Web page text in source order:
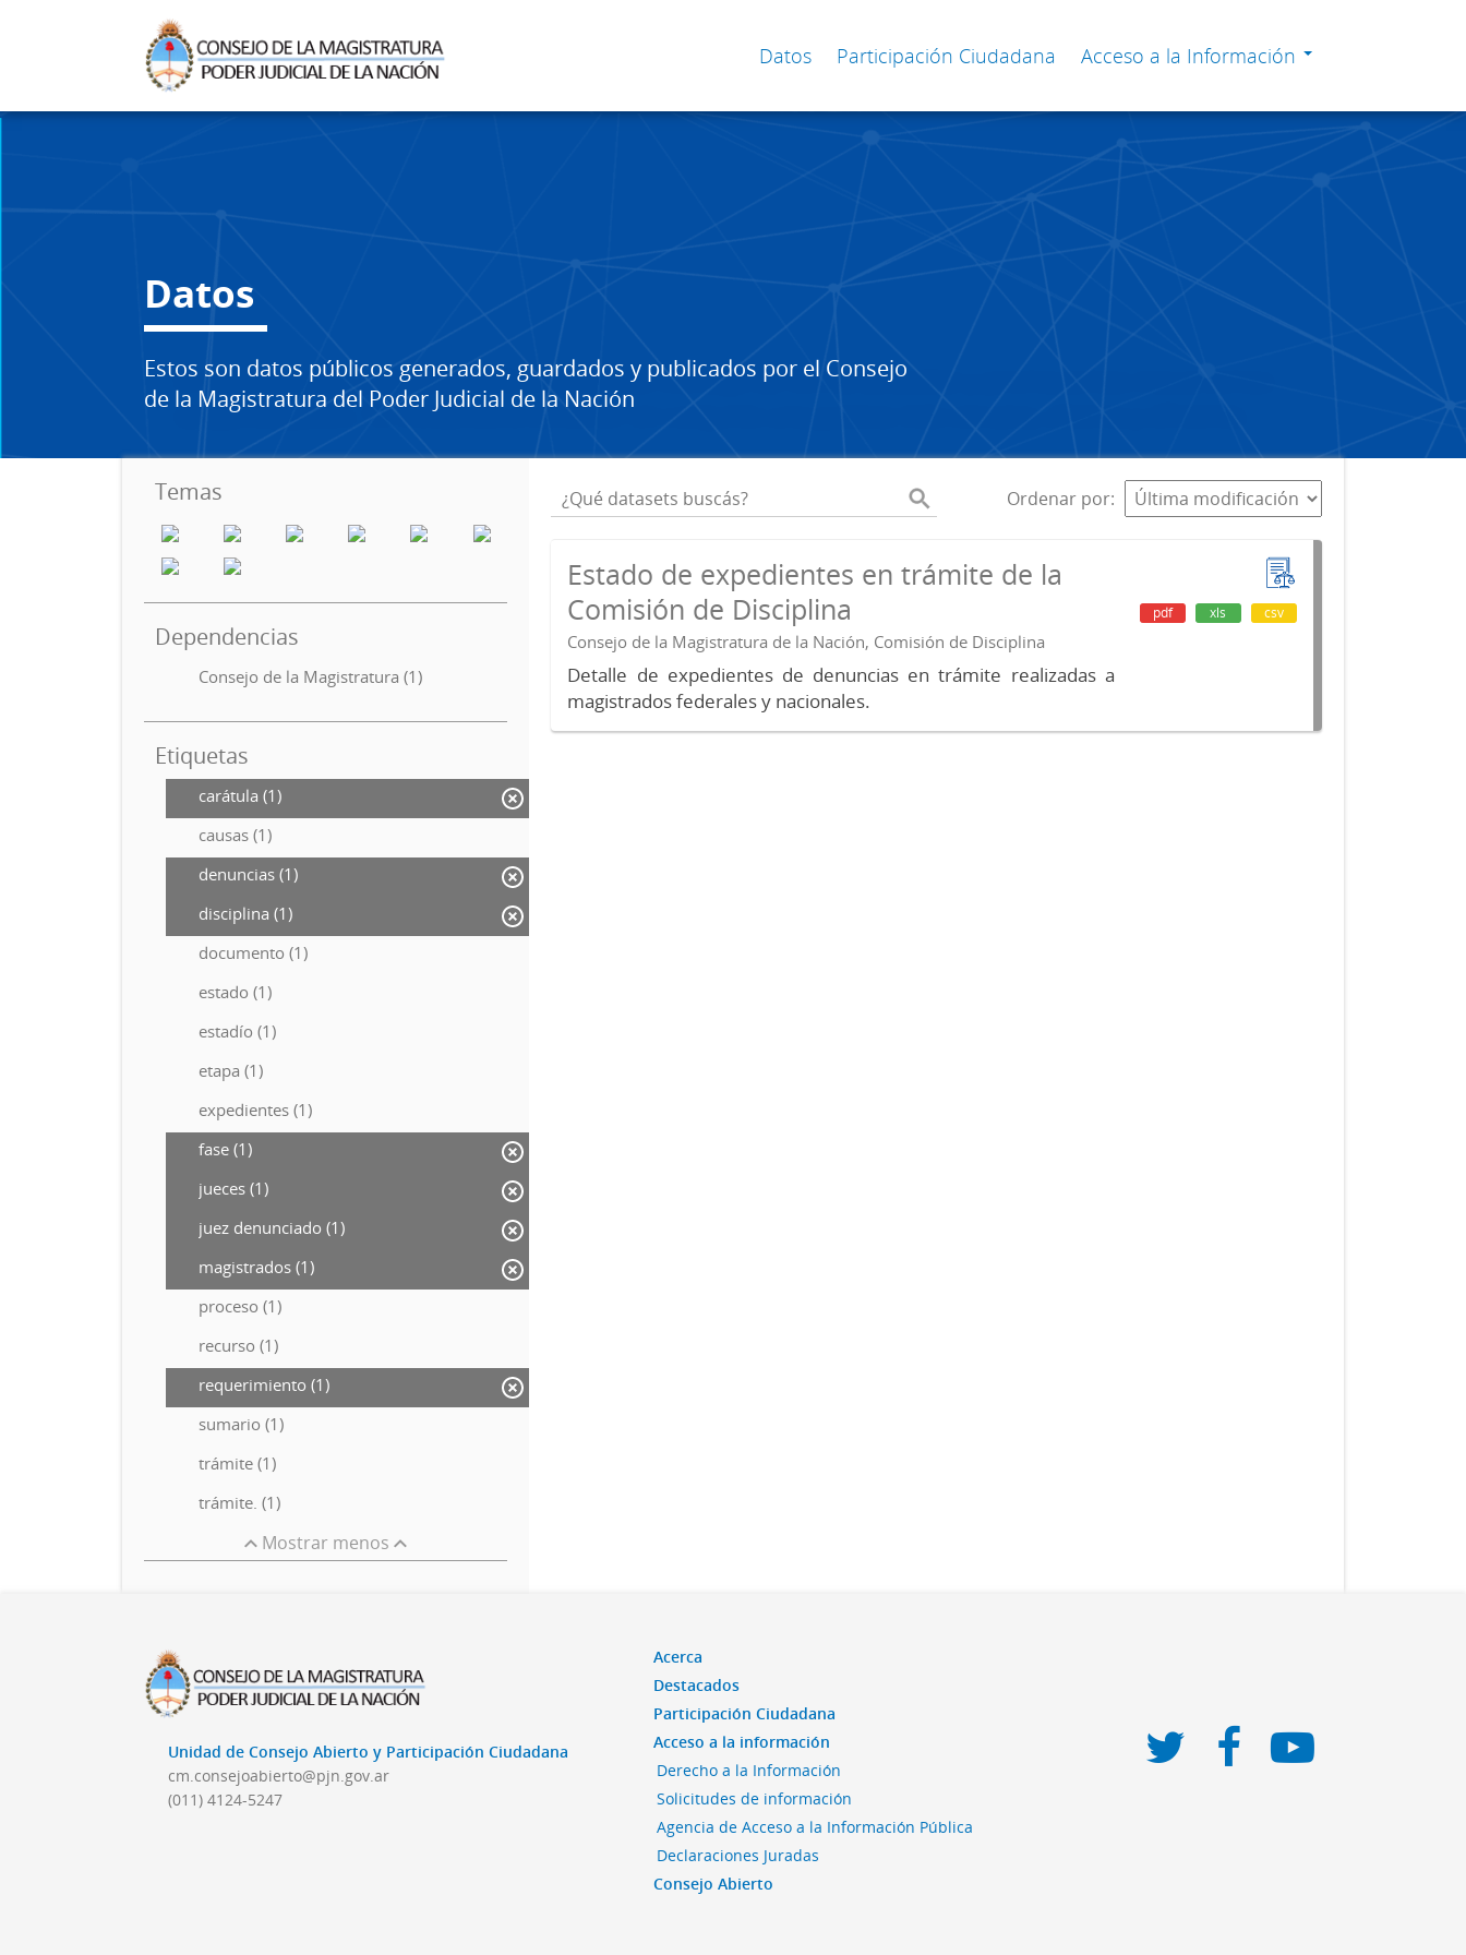
Datos Participación Ciudadana Acceso a la Información
Datos
Estos son datos públicos generados, guardados y publicados por el Consejo
de la Magistratura del Poder Judicial de la Nación
Temas
Dependencias
Consejo de la Magistratura (1)
Etiquetas
carátula (1)
causas (1)
denuncias (1)
disciplina (1)
documento (1)
estado (1)
estadío (1)
etapa (1)
expedientes (1)
fase (1)
jueces (1)
juez denunciado (1)
magistrados (1)
proceso (1)
recurso (1)
requerimiento (1)
sumario (1)
trámite (1)
trámite. (1)
Mostrar menos
Ordenar por
Estado de expedientes en trámite de la
Comisión de Disciplina
Consejo de la Magistratura de la Nación, Comisión de Disciplina
Detalle de expedientes de denuncias en trámite realizadas a
magistrados federales y nacionales.
pdf xls csv
Unidad de Consejo Abierto y Participación Ciudadana
cm.consejoabierto@pjn.gov.ar
(011) 4124-5247
Acerca
Destacados
Participación Ciudadana
Acceso a la información
Derecho a la Información
Solicitudes de información
Agencia de Acceso a la Información Pública
Declaraciones Juradas
Consejo Abierto